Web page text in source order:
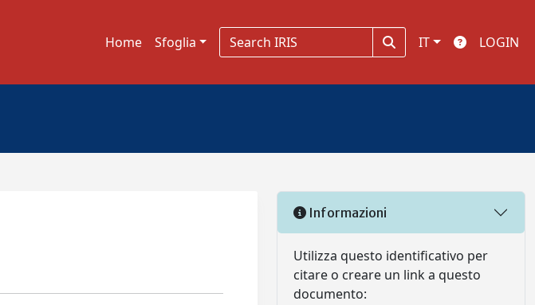
Home Sfoglia IT LOGIN
Informazioni
Utilizza questo identificativo per
citare o creare un link a questo
documento: